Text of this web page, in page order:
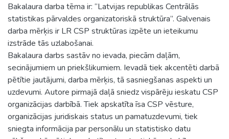
Bakalaura darba tēma ir: “Latvijas republikas Centrālās
statistikas pārvaldes organizatoriskā struktūra”. Galvenais
darba mērķis ir LR CSP struktūras izpēte un ieteikumu
izstrāde tās uzlabošanai.
Bakalaura darbs sastāv no ievada, piecām daļām,
secinājumiem un priekšlikumiem. Ievadā tiek akcentēti darbā
pētītie jautājumi, darba mērķis, tā sasniegšanas aspekti un
uzdevumi. Autore pirmajā daļā sniedz vispārēju ieskatu CSP
organizācijas darbībā. Tiek apskatīta īsa CSP vēsture,
organizācijas juridiskais status un pamatuzdevumi, tiek
sniegta informācija par personālu un statistisko datu